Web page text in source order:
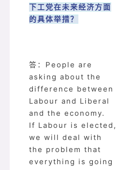
下工党在未来经济方面
的具体举措？
答：People are
asking about the
difference between
Labour and Liberal
and the economy.
If Labour is elected,
we will deal with
the problem that
everything is going